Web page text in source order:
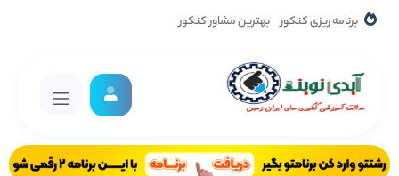
برنامه ریزی کنکور بهترین مشاور کنکور